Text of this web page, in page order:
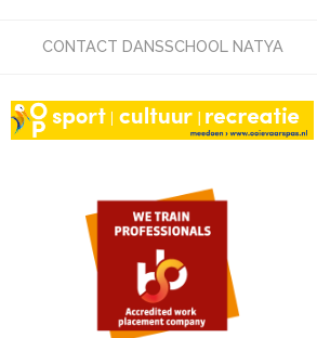
CONTACT DANSSCHOOL NATYA